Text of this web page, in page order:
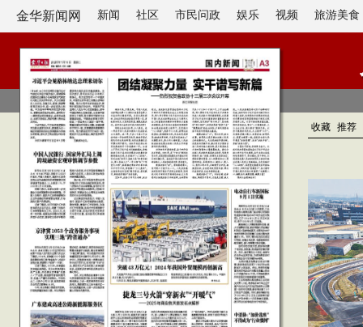
金华新闻网 新闻 社区 市民问政 娱乐 视频 旅游美食
收藏 推荐